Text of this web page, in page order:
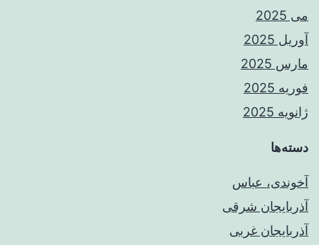
می 2025
آوریل 2025
مارس 2025
فوریه 2025
ژانویه 2025
دسته‌ها
آخوندی، عباس
آذربایجان شرقی
آذربایجان غربی